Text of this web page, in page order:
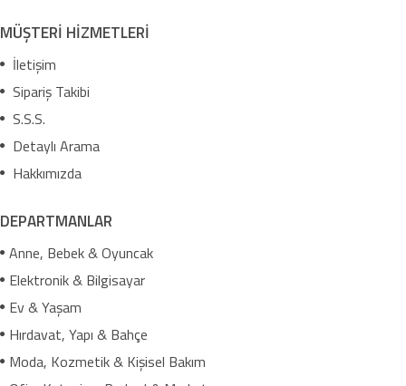
MÜŞTERİ HİZMETLERİ
İletişim
Sipariş Takibi
S.S.S.
Detaylı Arama
Hakkımızda
DEPARTMANLAR
Anne, Bebek & Oyuncak
Elektronik & Bilgisayar
Ev & Yaşam
Hırdavat, Yapı & Bahçe
Moda, Kozmetik & Kişisel Bakım